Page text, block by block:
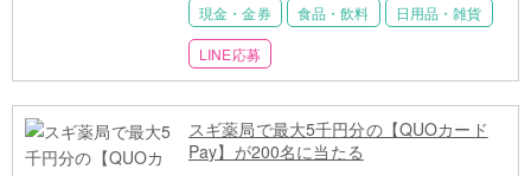
現金・金券 食品・飲料 日用品・雑貨
LINE応募
スギ薬局で最大5千円分の【QUOカード
Pay】が200名に当たる